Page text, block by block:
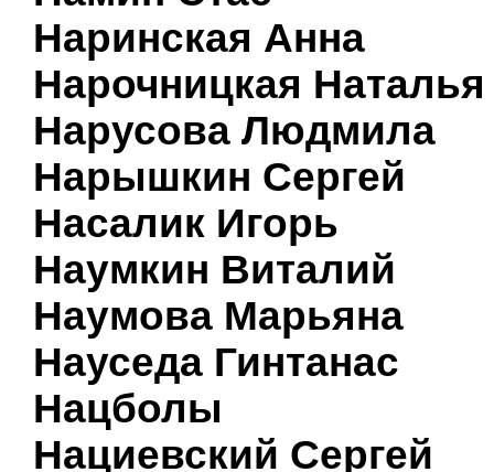
Наринская Анна
Нарочницкая Наталья
Нарусова Людмила
Нарышкин Сергей
Насалик Игорь
Наумкин Виталий
Наумова Марьяна
Науседа Гинтанас
Нацболы
Нациевский Сергей